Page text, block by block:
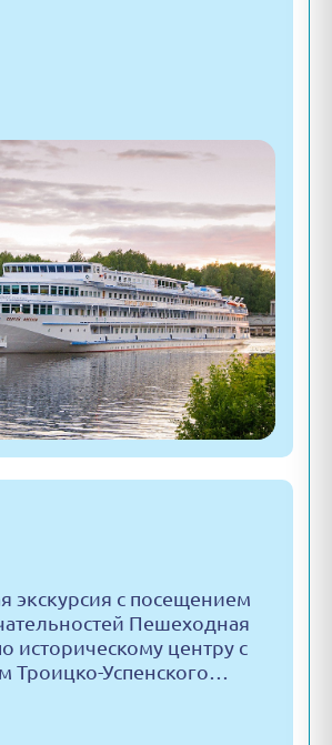
экскурсия с посещением
Пешеходная
историческому центру с
Троицко-Успенского…